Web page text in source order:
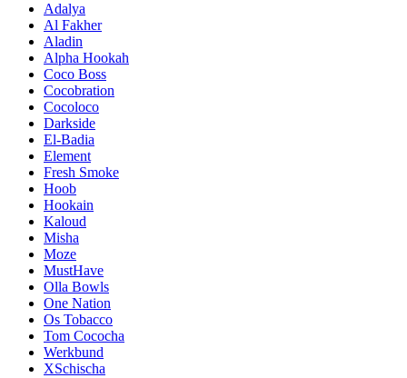
Adalya
Al Fakher
Aladin
Alpha Hookah
Coco Boss
Cocobration
Cocoloco
Darkside
El-Badia
Element
Fresh Smoke
Hoob
Hookain
Kaloud
Misha
Moze
MustHave
Olla Bowls
One Nation
Os Tobacco
Tom Cococha
Werkbund
XSchischa